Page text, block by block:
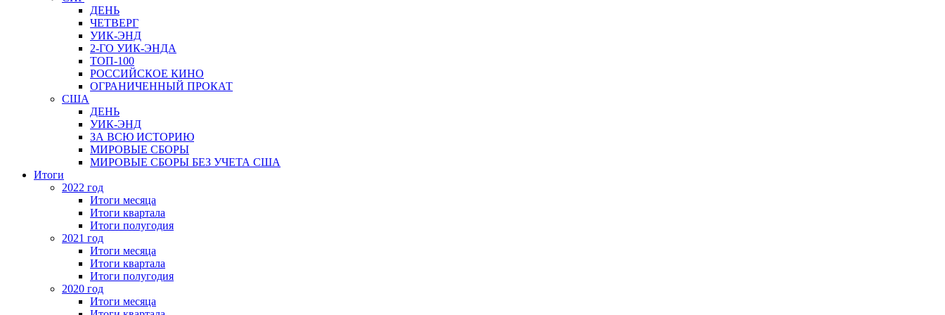
ДЕНЬ
ЧЕТВЕРГ
УИК-ЭНД
2-ГО УИК-ЭНДА
ТОП-100
РОССИЙСКОЕ КИНО
ОГРАНИЧЕННЫЙ ПРОКАТ
США
ДЕНЬ
УИК-ЭНД
ЗА ВСЮ ИСТОРИЮ
МИРОВЫЕ СБОРЫ
МИРОВЫЕ СБОРЫ БЕЗ УЧЕТА США
Итоги
2022 год
Итоги месяца
Итоги квартала
Итоги полугодия
2021 год
Итоги месяца
Итоги квартала
Итоги полугодия
2020 год
Итоги месяца